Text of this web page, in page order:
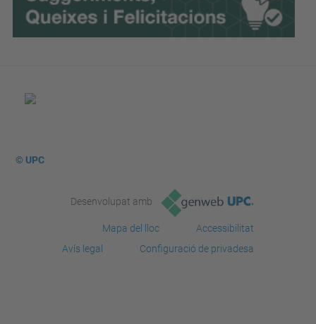
© UPC
Desenvolupat amb
Mapa del lloc
Accessibilitat
Avís legal
Configuració de privadesa